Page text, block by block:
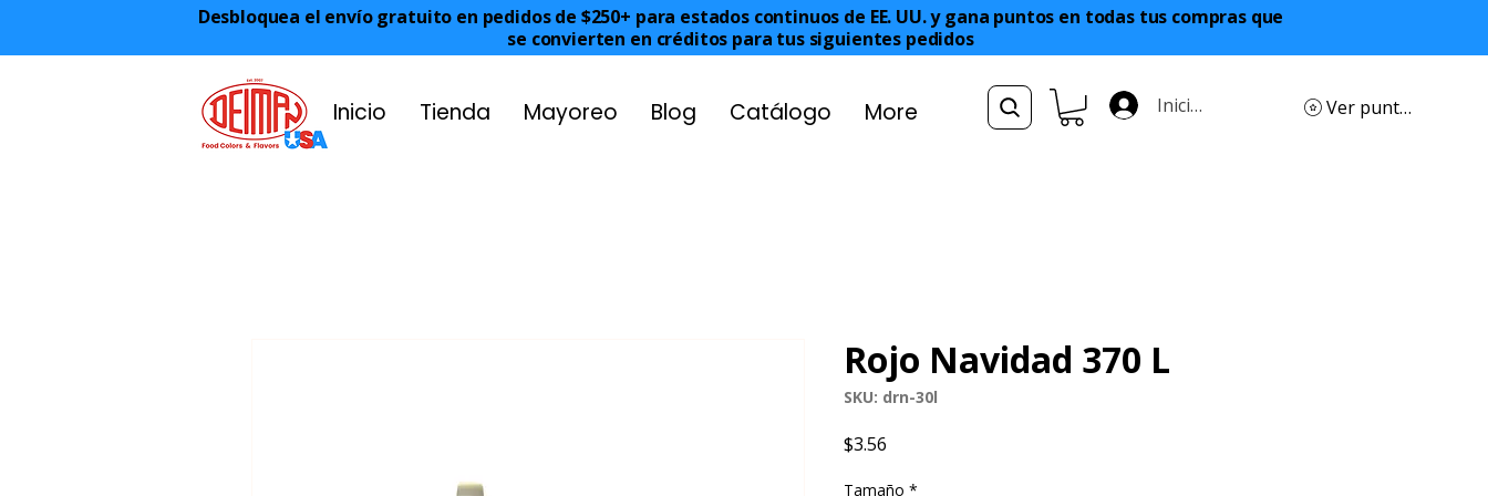
Desbloquea el envío gratuito en pedidos de $250+ para estados continuos de EE. UU. y gana puntos en todas tus compras que
se convierten en créditos para tus siguientes pedidos
Inicio Tienda Mayoreo Blog Catálogo More Iniciar sesión Ver puntos
Rojo Navidad 370 L
SKU: drn-30l
$3.56
Tamaño *